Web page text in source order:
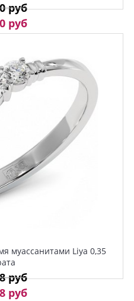
руб
руб
муассанитами Liya 0,35
руб
руб